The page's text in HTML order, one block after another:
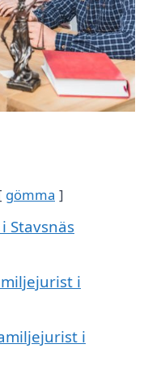
gömma
Stavsnäs
i
i